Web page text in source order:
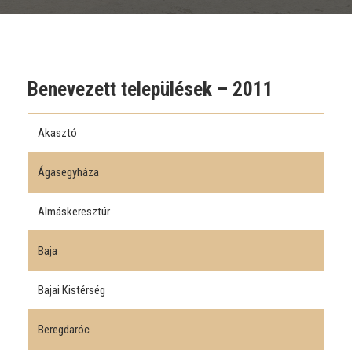
Benevezett települések – 2011
Akasztó
Ágasegyháza
Almáskeresztúr
Baja
Bajai Kistérség
Beregdaróc